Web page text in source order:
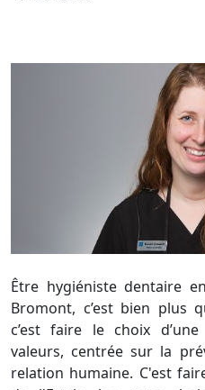
Être hygiéniste dentaire
Bromont, c’est bien plus
c’est faire le choix
valeurs, centrée sur la
relation humaine. C'est